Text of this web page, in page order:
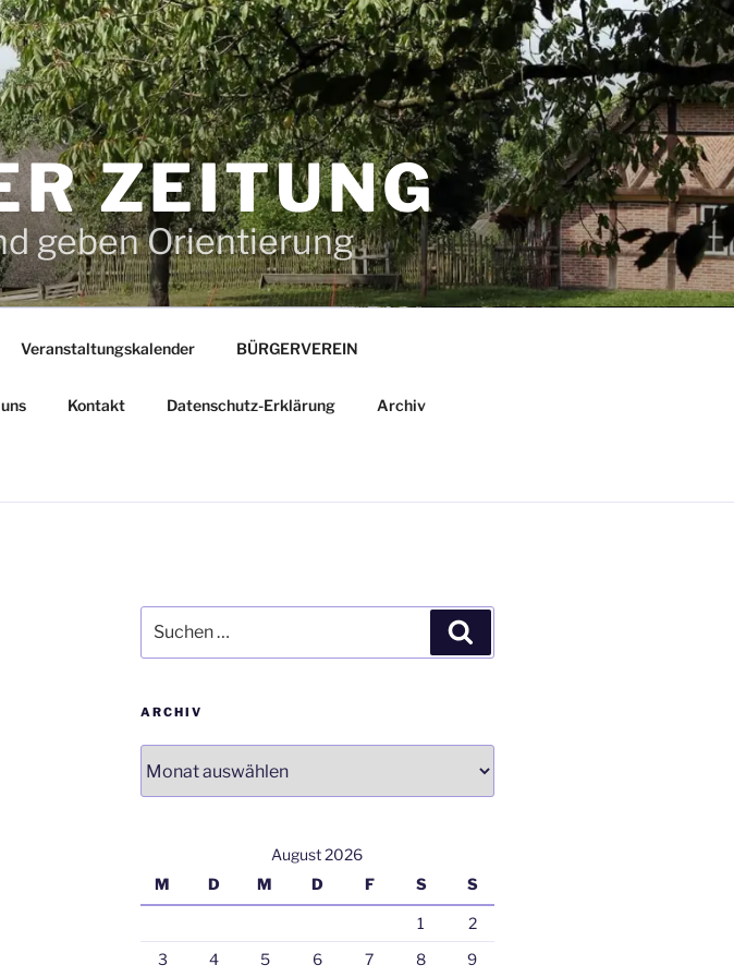
ZEITUNG
geben Orientierung
Veranstaltungskalender BÜRGERVEREIN
Kontakt Datenschutz-Erklärung Archiv
nach:
ARCHIV
August 2026
M
D M D F S S
1
2
3
4 5 6 7 8 9